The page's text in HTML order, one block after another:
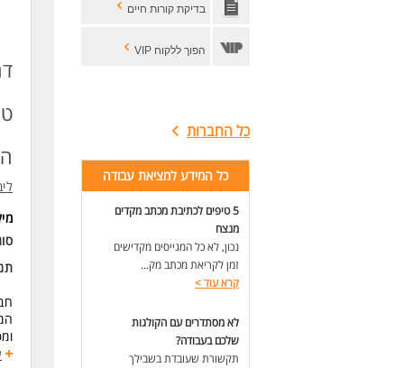
בדיקת קורות חיים
הפוך ללקוח VIP
כל החברות
כל המידע למציאת עבודה
5 טיפים לכתיבת מכתב מקדים
מנצח
נכון, לא כל המגייסים מקדישים
זמן לקריאת מכתב מק...
קרא עוד>
לא מסתדרים עם הקולגות
שלכם בעבודה?
תקשורת שעובדת בשבילך
*
*
*
*
*
*
*